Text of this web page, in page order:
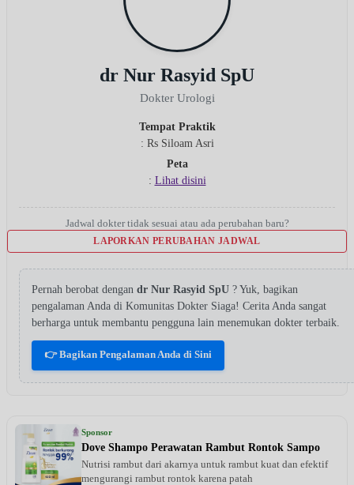
dr Nur Rasyid SpU
Dokter Urologi
Tempat Praktik
: Rs Siloam Asri
Peta
: Lihat disini
Jadwal dokter tidak sesuai atau ada perubahan baru?
LAPORKAN PERUBAHAN JADWAL
Pernah berobat dengan dr Nur Rasyid SpU ? Yuk, bagikan
pengalaman Anda di Komunitas Dokter Siaga! Cerita Anda sangat
berharga untuk membantu pengguna lain menemukan dokter terbaik.
👉 Bagikan Pengalaman Anda di Sini
Sponsor
Dove Shampo Perawatan Rambut Rontok Sampo
Nutrisi rambut dari akarnya untuk rambut kuat dan efektif
mengurangi rambut rontok karena patah